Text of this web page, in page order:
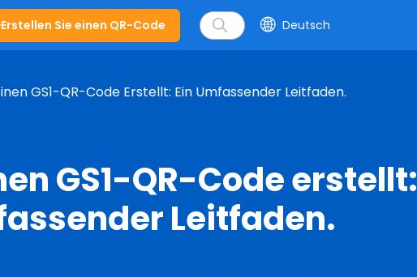
Erstellen Sie einen QR-Code Deutsch
GS1-QR-Code Erstellt: Ein Umfassender Leitfaden.
GS1-QR-Code erstellt:
Leitfaden.